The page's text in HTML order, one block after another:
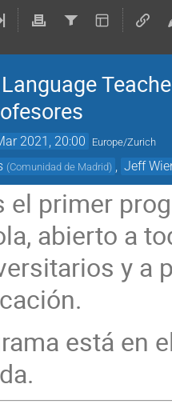
2021, 20:00 Europe/Zurich
(Comunidad de Madrid) Jeff
el primer
abierto a
y a
está en